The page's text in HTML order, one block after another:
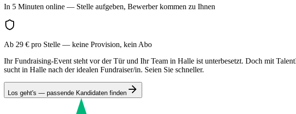
In 5 Minuten online — Stelle aufgeben, Bewerber kommen zu Ihnen
Ab 29 € pro Stelle — keine Provision, kein Abo
Ihr Fundraising-Event steht vor der Tür und Ihr Team in Halle ist unterbesetzt. Doch mit
sucht in Halle nach der idealen Fundraiser/in. Seien Sie schneller.
Los geht's — passende Kandidaten finden